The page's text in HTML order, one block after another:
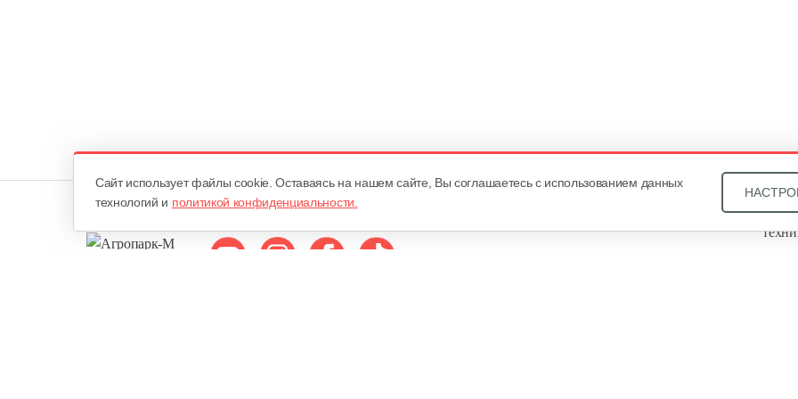
Cайт использует файлы cookie. Оставаясь на нашем сайте, Вы соглашаетесь с использованием данных
технологий и политикой конфиденциальности.